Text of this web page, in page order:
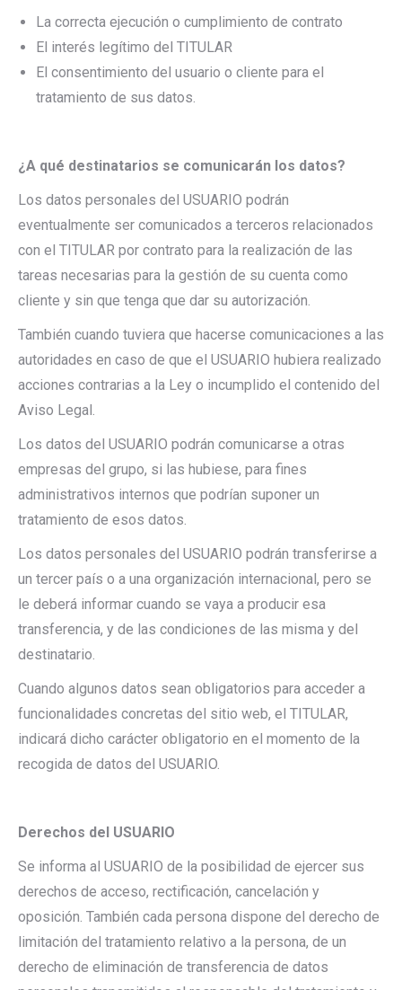
La correcta ejecución o cumplimiento de contrato
El interés legítimo del TITULAR
El consentimiento del usuario o cliente para el
tratamiento de sus datos.
¿A qué destinatarios se comunicarán los datos?
Los datos personales del USUARIO podrán
eventualmente ser comunicados a terceros relacionados
con el TITULAR por contrato para la realización de las
tareas necesarias para la gestión de su cuenta como
cliente y sin que tenga que dar su autorización.
También cuando tuviera que hacerse comunicaciones a las
autoridades en caso de que el USUARIO hubiera realizado
acciones contrarias a la Ley o incumplido el contenido del
Aviso Legal.
Los datos del USUARIO podrán comunicarse a otras
empresas del grupo, si las hubiese, para fines
administrativos internos que podrían suponer un
tratamiento de esos datos.
Los datos personales del USUARIO podrán transferirse a
un tercer país o a una organización internacional, pero se
le deberá informar cuando se vaya a producir esa
transferencia, y de las condiciones de las misma y del
destinatario.
Cuando algunos datos sean obligatorios para acceder a
funcionalidades concretas del sitio web, el TITULAR,
indicará dicho carácter obligatorio en el momento de la
recogida de datos del USUARIO.
Derechos del USUARIO
Se informa al USUARIO de la posibilidad de ejercer sus
derechos de acceso, rectificación, cancelación y
oposición. También cada persona dispone del derecho de
limitación del tratamiento relativo a la persona, de un
derecho de eliminación de transferencia de datos